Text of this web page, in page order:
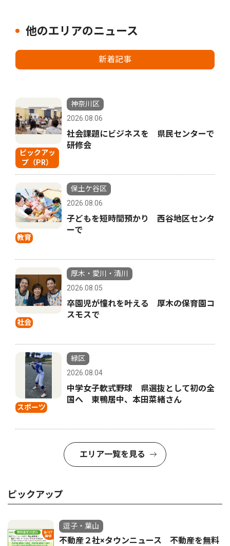
他のエリアのニュース
新着記事
ピックアッ
プ（PR）
神奈川区
2026.08.06
社会課題にビジネスを 県民センターで
研修会
教育
保土ケ谷区
2026.08.06
子どもを短時間預かり 西谷地区センタ
ーで
社会
厚木・愛川・清川
2026.08.05
卒園児が憧れを叶える 厚木の保育園コ
スモスで
スポーツ
緑区
2026.08.04
中学女子軟式野球 県選抜として初の全
国へ 東鴨居中、本田菜緒さん
エリア一覧を見る
ピックアップ
逗子・葉山
不動産２社×タウンニュース 不動産を無料